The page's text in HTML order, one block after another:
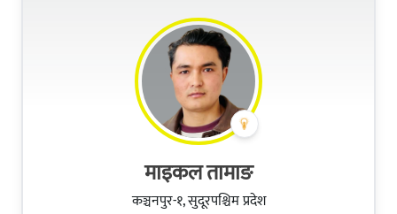
माइकल तामाङ
कञ्चनपुर-१, सुदूरपश्चिम प्रदेश